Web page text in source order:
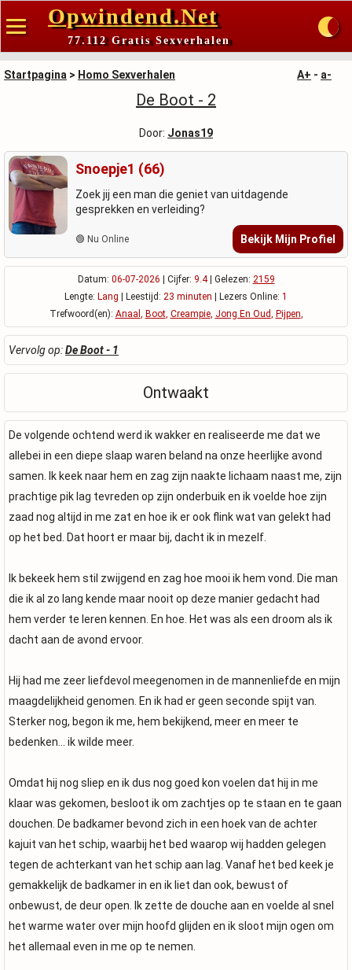
Opwindend.Net
77.112 Gratis Sexverhalen
Startpagina > Homo Sexverhalen A+ - a-
De Boot - 2
Door: Jonas19
Snoepje1 (66)
Zoek jij een man die geniet van uitdagende
gesprekken en verleiding?
🟢 Nu Online Bekijk Mijn Profiel
Datum: 06-07-2026 | Cijfer: 9.4| Gelezen: 2159
Lengte: Lang | Leestijd: 23 minuten | Lezers Online: 1
Trefwoord(en): Anaal , Boot, Creampie, Jong En Oud, Pijpen,
Vervolg op:De Boot - 1
Ontwaakt
De volgende ochtend werd ik wakker en realiseerde me dat we
allebei in een diepe slaap waren beland na onze heerlijke avond
samen. Ik keek naar hem en zag zijn naakte lichaam naast me, zijn
prachtige pik lag tevreden op zijn onderbuik en ik voelde hoe zijn
zaad nog altijd in me zat en hoe ik er ook flink wat van gelekt had
op het bed. Dat hoort er maar bij, dacht ik in mezelf.
Ik bekeek hem stil zwijgend en zag hoe mooi ik hem vond. Die man
die ik al zo lang kende maar nooit op deze manier gedacht had
hem verder te leren kennen. En hoe. Het was als een droom als ik
dacht aan de avond ervoor.
Hij had me zeer liefdevol meegenomen in de mannenliefde en mijn
maagdelijkheid genomen. En ik had er geen seconde spijt van.
Sterker nog, begon ik me, hem bekijkend, meer en meer te
bedenken... ik wilde meer.
Omdat hij nog sliep en ik dus nog goed kon voelen dat hij in me
klaar was gekomen, besloot ik om zachtjes op te staan en te gaan
douchen. De badkamer bevond zich in een hoek van de achter
kajuit van het schip, waarbij het bed waarop wij hadden gelegen
tegen de achterkant van het schip aan lag. Vanaf het bed keek je
gemakkelijk de badkamer in en ik liet dan ook, bewust of
onbewust, de deur open. Ik zette de douche aan en voelde al snel
het warme water over mijn hoofd glijden en ik sloot mijn ogen om
het allemaal even in me op te nemen.